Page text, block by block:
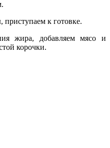
к готовке.
жира, добавляем мясо и
корочки.